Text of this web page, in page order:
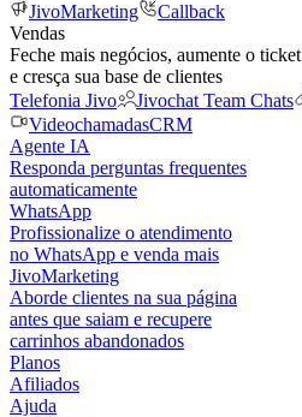
JivoMarketing
Callback
Vendas
Feche mais negócios, aumente o ticket
e cresça sua base de clientes
Telefonia Jivo
Jivochat Team Chats
VideochamadasCRM
Agente IA
Responda perguntas frequentes
automaticamente
WhatsApp
Profissionalize o atendimento
no WhatsApp e venda mais
JivoMarketing
Aborde clientes na sua página
antes que saiam e recupere
carrinhos abandonados
Planos
Afiliados
Ajuda